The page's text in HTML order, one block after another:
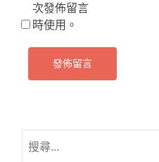
次發佈留言
時使用。
尋